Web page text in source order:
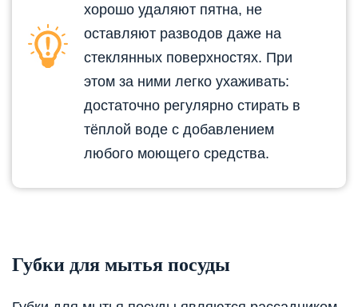
хорошо удаляют пятна, не
оставляют разводов даже на
стеклянных поверхностях. При
этом за ними легко ухаживать:
достаточно регулярно стирать в
тёплой воде с добавлением
любого моющего средства.
Губки для мытья посуды